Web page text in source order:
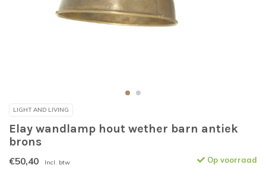
LIGHT AND LIVING
Elay wandlamp hout wether barn antiek
brons
€50,40 Incl. btw Op voorraad